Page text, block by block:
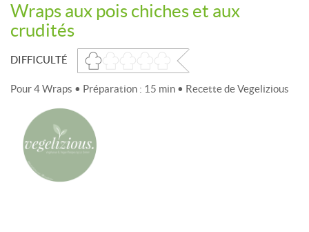
Wraps aux pois chiches et aux
crudités
DIFFICULTÉ
Pour 4 Wraps • Préparation : 15 min • Recette de Vegelizious